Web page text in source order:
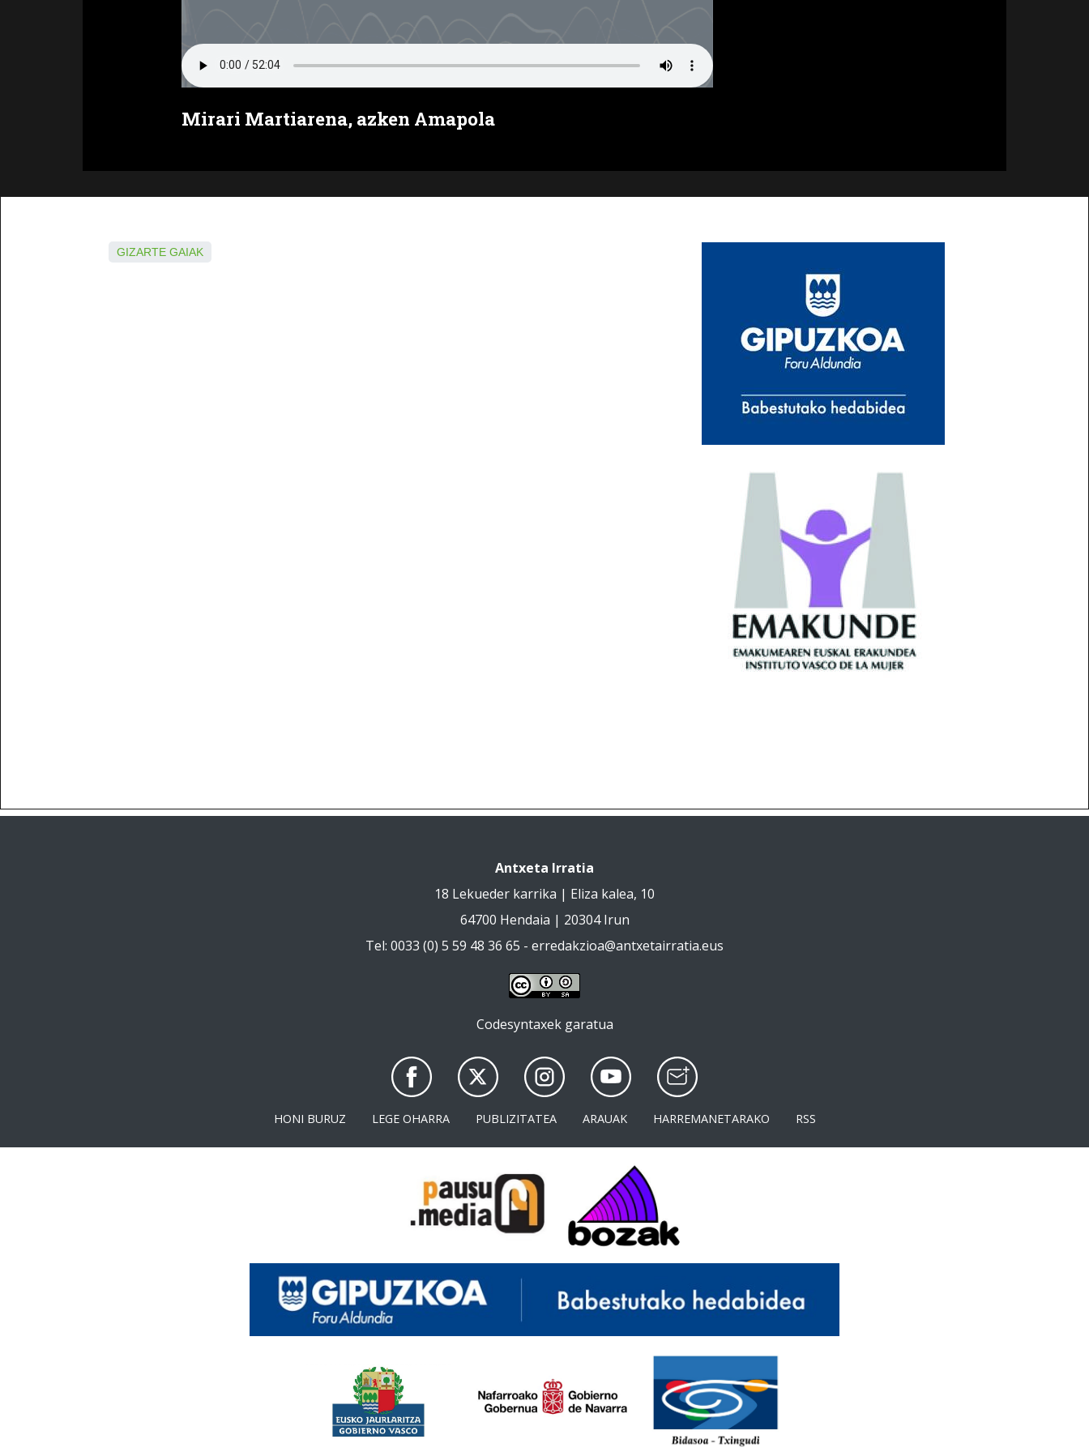
Mirari Martiarena, azken Amapola
GIZARTE GAIAK
Antxeta Irratia
18 Lekueder karrika | Eliza kalea, 10
64700 Hendaia | 20304 Irun
Tel: 0033 (0) 5 59 48 36 65 - erredakzioa@antxetairratia.eus
Codesyntaxek garatua
HONI BURUZ LEGE OHARRA PUBLIZITATEA ARAUAK HARREMANETARAKO RSS